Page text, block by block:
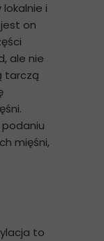
i
on
ale nie
tarczą
mięśni,
to